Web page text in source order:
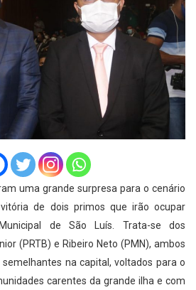
uma grande surpresa para o cenário
de dois primos que irão ocupar
de São Luís. Trata-se dos
(PRTB) e Ribeiro Neto (PMN), ambos
na capital, voltados para o
carentes da grande ilha e com